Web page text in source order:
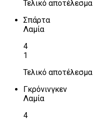
Τελικό αποτέλεσμα
Σπάρτα
Λαμία
4
1
Τελικό αποτέλεσμα
Γκρόνινγκεν
Λαμία
4